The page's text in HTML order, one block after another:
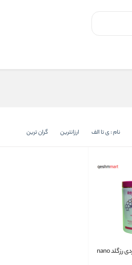
نام : ی تا الف ارزانترین گران ترین
نانو بوتاکس ضد زردی رزگلد nano